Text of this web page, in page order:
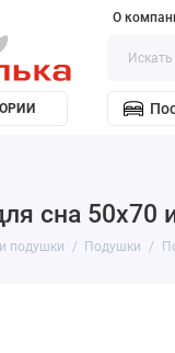
О
сна 50х70
подушки Подушки